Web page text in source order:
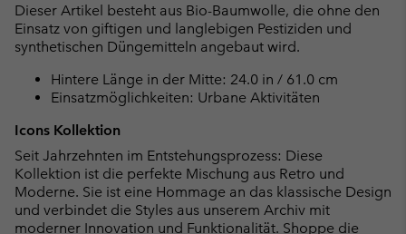
Dieser Artikel besteht aus Bio-Baumwolle, die ohne den
Einsatz von giftigen und langlebigen Pestiziden und
synthetischen Düngemitteln angebaut wird.
Hintere Länge in der Mitte: 24.0 in / 61.0 cm
Einsatzmöglichkeiten: Urbane Aktivitäten
Icons Kollektion
Seit Jahrzehnten im Entstehungsprozess: Diese
Kollektion ist die perfekte Mischung aus Retro und
Moderne. Sie ist eine Hommage an das klassische Design
und verbindet die Styles aus unserem Archiv mit
moderner Innovation und Funktionalität. Shoppe die